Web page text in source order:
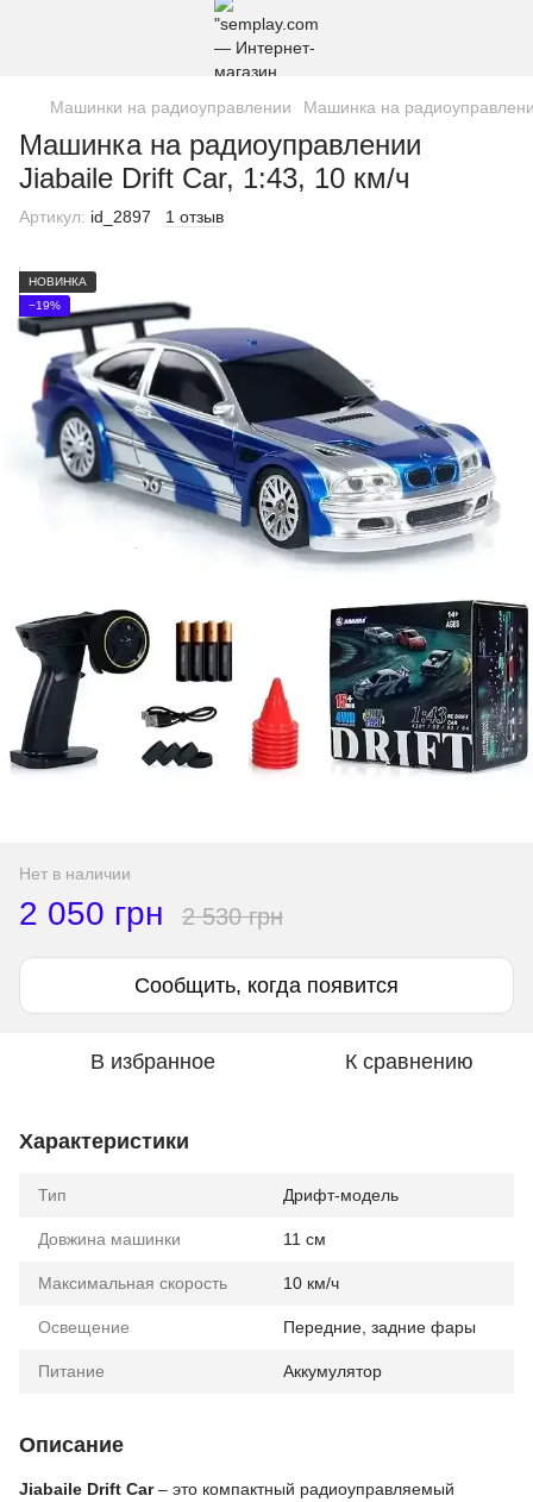
Машинки на радиоуправлении Машинка на
Машинка на радиоуправлении
Jiabaile Drift Car, 1:43, 10 км/ч
Артикул: id_2897 1 отзыв
НОВИНКА
−19%
Нет в наличии
2 050 грн 2 530 грн
Сообщить, когда появится
В избранное К сравнению
Характеристики
Тип Дрифт-модель
Довжина машинки 11 см
Максимальная скорость 10 км/ч
Освещение Передние, задние фары
Питание Аккумулятор
Описание
Jiabaile Drift Car– это компактный радиоуправляемый